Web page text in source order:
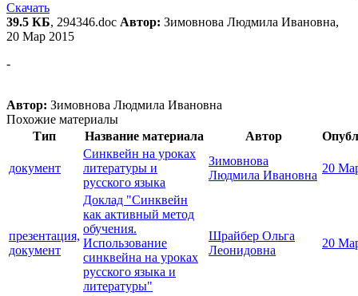
Скачать
39.5 КБ, 294346.doc Автор: Зимовнова Людмила Ивановна,
20 Мар 2015
-
Автор: Зимовнова Людмила Ивановна
Похожие материалы
Тип
Название материала Автор
документ
Синквейн на уроках
литературы и
русского языка
Зимовнова
Людмила Ивановна
20
презентация,
документ
Доклад "Синквейн
как активный метод
обучения.
Использование
синквейна на уроках
русского языка и
литературы"
Шрайбер Ольга
Леонидовна
20